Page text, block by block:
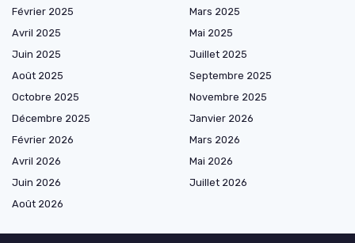
Février 2025
Mars 2025
Avril 2025
Mai 2025
Juin 2025
Juillet 2025
Août 2025
Septembre 2025
Octobre 2025
Novembre 2025
Décembre 2025
Janvier 2026
Février 2026
Mars 2026
Avril 2026
Mai 2026
Juin 2026
Juillet 2026
Août 2026